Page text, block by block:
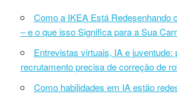
Como a IKEA Está Redesenhando
– e o que isso Significa para a Sua
Entrevistas virtuais, IA e juventude:
recrutamento precisa de correção de
Como habilidades em IA estão